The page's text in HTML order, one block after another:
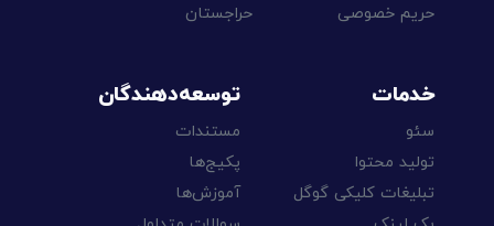
حریم خصوصی
حراجستان
خدمات
سئو
تولید محتوا
تبلیغات کلیکی گوگل
توسعه‌دهندگان
مستندات
پکیج‌ها
آموزش‌ها